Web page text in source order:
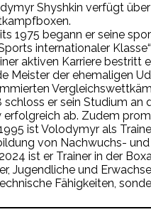
Shyshkin verfügt
1975 begann er seine
internationaler
aktiven Karriere bestritt
Meister der ehemaligen
schloss er sein Studium an
erfolgreich ab. Zudem
ist Volodymyr als
von Nachwuchs-
ist er Trainer in der
Jugendliche und
Fähigkeiten,